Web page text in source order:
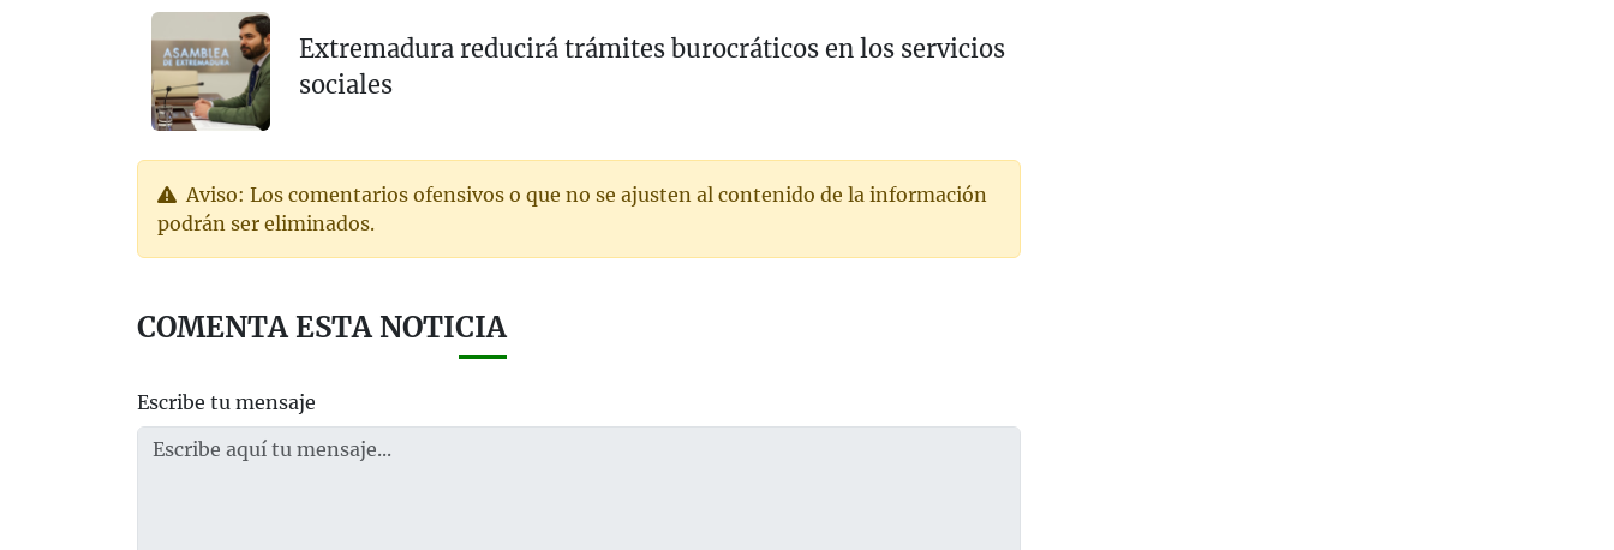
Extremadura reducirá trámites burocráticos en los servicios
sociales
Aviso: Los comentarios ofensivos o que no se ajusten al contenido de la información
podrán ser eliminados.
COMENTA ESTA NOTICIA
Escribe tu mensaje